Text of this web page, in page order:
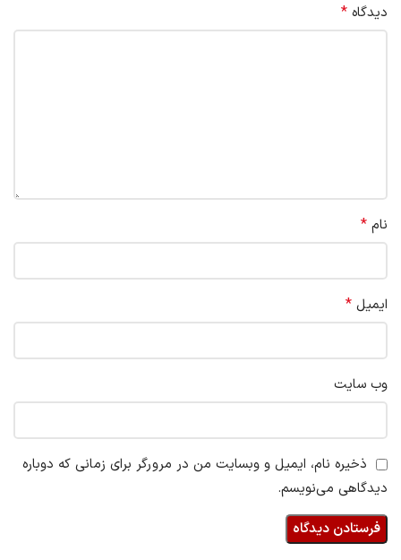
دیدگاه *
نام *
ایمیل *
وب‌ سایت
ذخیره نام، ایمیل و وبسایت من در مرورگر برای زمانی که دوباره
دیدگاهی می‌نویسم.